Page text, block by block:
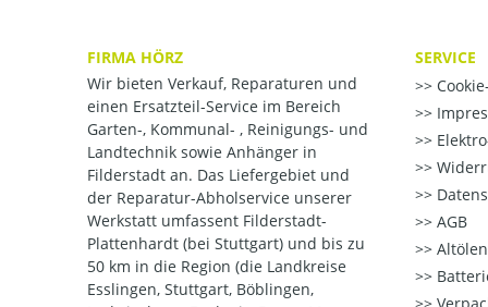
FIRMA HÖRZ
Wir bieten Verkauf, Reparaturen und
einen Ersatzteil-Service im Bereich
Garten-, Kommunal- , Reinigungs- und
Landtechnik sowie Anhänger in
Filderstadt an. Das Liefergebiet und
der Reparatur-Abholservice unserer
Werkstatt umfassent Filderstadt-
Plattenhardt (bei Stuttgart) und bis zu
50 km in die Region (die Landkreise
Esslingen, Stuttgart, Böblingen,
SERVICE
AGB